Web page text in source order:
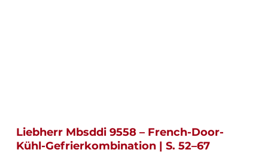
Liebherr Mbsddi 9558 – French-Door-
Kühl-Gefrierkombination | S. 52–67